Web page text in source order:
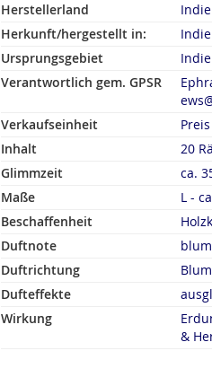
Herstellerland
Herkunft/hergestellt in:
Ursprungsgebiet
Verantwortlich gem. GPSR
Verkaufseinheit
Inhalt
20
Glimmzeit
ca.
Maße
L -
Beschaffenheit
Duftnote
Duftrichtung
Dufteffekte
Wirkung
&